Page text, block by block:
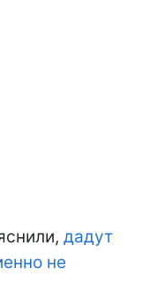
дадут
не